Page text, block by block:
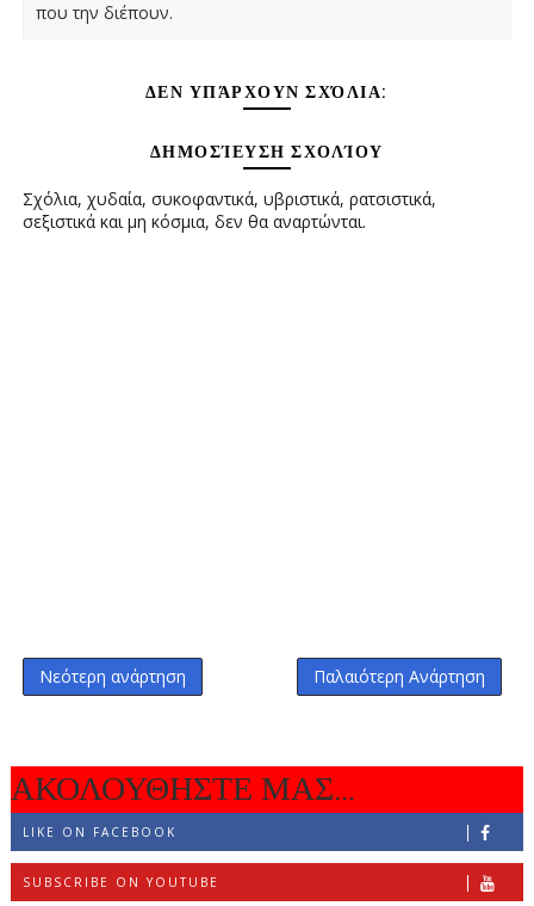
που την διέπουν.
ΔΕΝ ΥΠΆΡΧΟΥΝ ΣΧΌΛΙΑ:
ΔΗΜΟΣΊΕΥΣΗ ΣΧΟΛΊΟΥ
Σχόλια, χυδαία, συκοφαντικά, υβριστικά, ρατσιστικά,
σεξιστικά και μη κόσμια, δεν θα αναρτώνται.
Νεότερη ανάρτηση Παλαιότερη Ανάρτηση
ΑΚΟΛΟΥΘΗΣΤΕ ΜΑΣ...
LIKE ON FACEBOOK
SUBSCRIBE ON YOUTUBE